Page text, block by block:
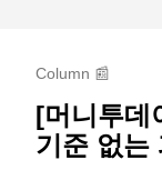
Column 📰
[머니투데
기준 없는